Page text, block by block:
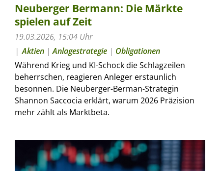
Neuberger Bermann: Die Märkte
spielen auf Zeit
19.03.2026, 15:04 Uhr
Aktien |Anlagestrategie | Obligationen
Während Krieg und KI-Schock die Schlagzeilen
beherrschen, reagieren Anleger erstaunlich
besonnen. Die Neuberger-Berman-Strategin
Shannon Saccocia erklärt, warum 2026 Präzision
mehr zählt als Marktbeta.